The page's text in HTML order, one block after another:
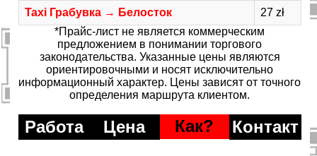
Taxi Грабувка → Белосток
27 zł
*Прайс-лист не является коммерческим
предложением в понимании торгового
законодательства. Указанные цены являются
ориентировочными и носят исключительно
информационный характер. Цены зависят от точного
определения маршрута клиентом.
Работа Цена Как?
Контакт